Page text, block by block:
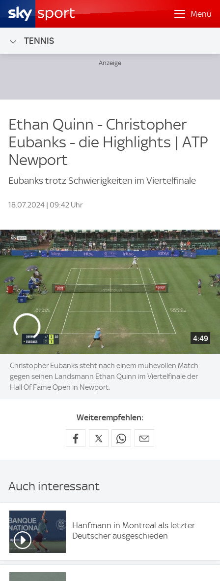
Menü
TENNIS
Ethan Quinn - Christopher
Eubanks - die Highlights | ATP
Newport
Eubanks trotz Schwierigkeiten im Viertelfinale
18.07.2024 | 09:42 Uhr
4:49
Christopher Eubanks steht nach einem mühevollen Match
gegen seinen Landsmann Ethan Quinn im Viertelfinale der
Hall Of Fame Open in Newport.
Weiterempfehlen:
Auch interessant
Hanfmann in Montreal als letzter
Deutscher ausgeschieden